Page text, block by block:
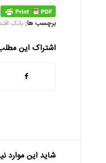
برچسب ها: بانک
اشتراک این
شاید این موارد